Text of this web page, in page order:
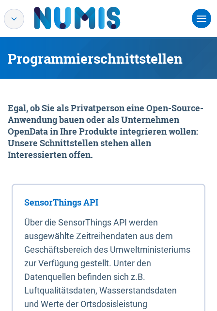
Programmierschnittstellen
Egal, ob Sie als Privatperson eine Open-Source-
Anwendung bauen oder als Unternehmen
OpenData in Ihre Produkte integrieren wollen:
Unsere Schnittstellen stehen allen
Interessierten offen.
SensorThings API
Über die SensorThings API werden
ausgewählte Zeitreihendaten aus dem
Geschäftsbereich des Umweltministeriums
zur Verfügung gestellt. Unter den
Datenquellen befinden sich z.B.
Luftqualitätsdaten, Wasserstandsdaten
und Werte der Ortsdosisleistung